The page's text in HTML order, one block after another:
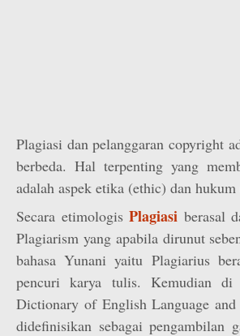
Plagiasi dan pelanggaran copyright
berbeda. Hal terpenting yang
adalah aspek etika (ethic) dan
Secara etimologis Plagiasi berasal
Plagiarism yang apabila dirunut
bahasa Yunani yaitu Plagiarius
pencuri karya tulis. Kemudian di
Dictionary of English Language
didefinisikan sebagai pengambilan